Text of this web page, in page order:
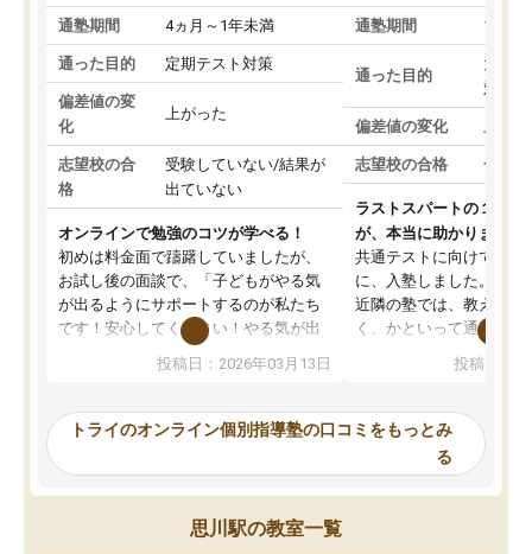
通塾期間 4ヵ月～1年未満
通った目的 定期テスト対策
偏差値の変
化
上がった
志望校の合
格
受験していない/結果が
出ていない
オンラインで勉強のコツが学べる！
初めは料金面で躊躇していましたが、
お試し後の面談で、「子どもがやる気
が出るようにサポートするのが私たち
です！安心してください！やる気が出
ないのは私たち講師の責任です」と言
ってくださり、確かに！と考えて、思
ったんですが、学生の先生から学ぶこ
み、徐々に成績が上がったらいいなと
思っていました。何が今足りないのか
を的確に指導いただき、子どももびっ
くりするほど楽しんでやる気を持って
投稿日：2026年03月13日
通塾期間 1～3
通った目的
大学
対策
偏差値の変化
志望校の合格 合格
ラストスパートの１か月
が、本当に助かりました
共通テストに向けての追
に、入塾しました。田舎
近隣の塾では、教えても
く、かといって通うには
可能なので本当に助か
らないところをピンポイ
頂いて、とてもわかり
していました。一生を
スト、多少お金がかかっ
投稿日：
トライのオンライン個別指導塾の口コミをもっとみ
る
思川駅の教室一覧